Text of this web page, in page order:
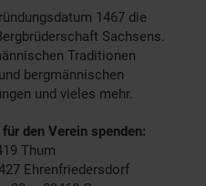
1467 die
Sachsens.
Traditionen
bergmännischen
und vieles mehr.
den Verein spenden:
Thum
Ehrenfriedersdorf